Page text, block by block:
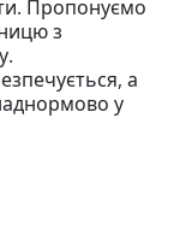
Пропонуємо
з
а
у